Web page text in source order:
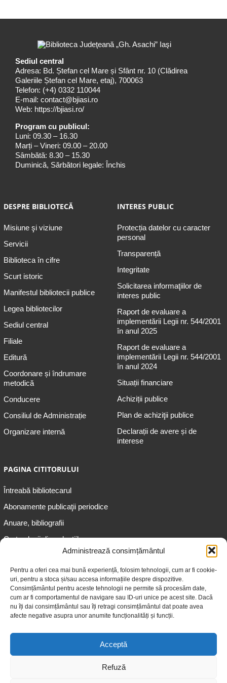
Administrează consimțământul
Pentru a oferi cea mai bună experiență, folosim tehnologii, cum ar fi cookie-
uri, pentru a stoca și/sau accesa informațiile despre dispozitive.
Consimțământul pentru aceste tehnologii ne permite să procesăm date,
cum ar fi comportamentul de navigare sau ID-uri unice pe acest site. Dacă
nu îți dai consimțământul sau îți retragi consimțământul dat poate avea
afecte negative asupra unor anumite funcționalități și funcții.
Acceptă
Refuză
Sediul central
Adresa: Bd. Ștefan cel Mare și Sfânt nr. 10 (Clădirea
Galeriile Ștefan cel Mare, etaj), 700063
Telefon: (+4) 0332 110044
E-mail: contact@bjiasi.ro
Web: https://bjiasi.ro/
Program cu publicul:
Luni: 09.30 – 16.30
Marți – Vineri: 09.00 – 20.00
Sâmbătă: 8.30 – 15.30
Duminică, Sărbători legale: Închis
DESPRE BIBLIOTECĂ
Misiune şi viziune
Servicii
Biblioteca în cifre
Scurt istoric
Manifestul bibliotecii publice
Legea bibliotecilor
Sediul central
Filiale
Editură
Coordonare și îndrumare
metodică
Conducere
Consiliul de Administrație
Organizare internă
INTERES PUBLIC
Protecția datelor cu caracter
personal
Transparență
Integritate
Solicitarea informaţiilor de
interes public
Raport de evaluare a
implementării Legii nr. 544/2001
în anul 2025
Raport de evaluare a
implementării Legii nr. 544/2001
în anul 2024
Situații financiare
Achiziții publice
Plan de achiziţii publice
Declarații de avere și de
interese
PAGINA CITITORULUI
Întreabă bibliotecarul
Abonamente publicaţii periodice
Anuare, bibliografii
Cartea lunii din colecțiile
Informații pentru adolescenți
Informații pentru adulți
Informații pentru seniori